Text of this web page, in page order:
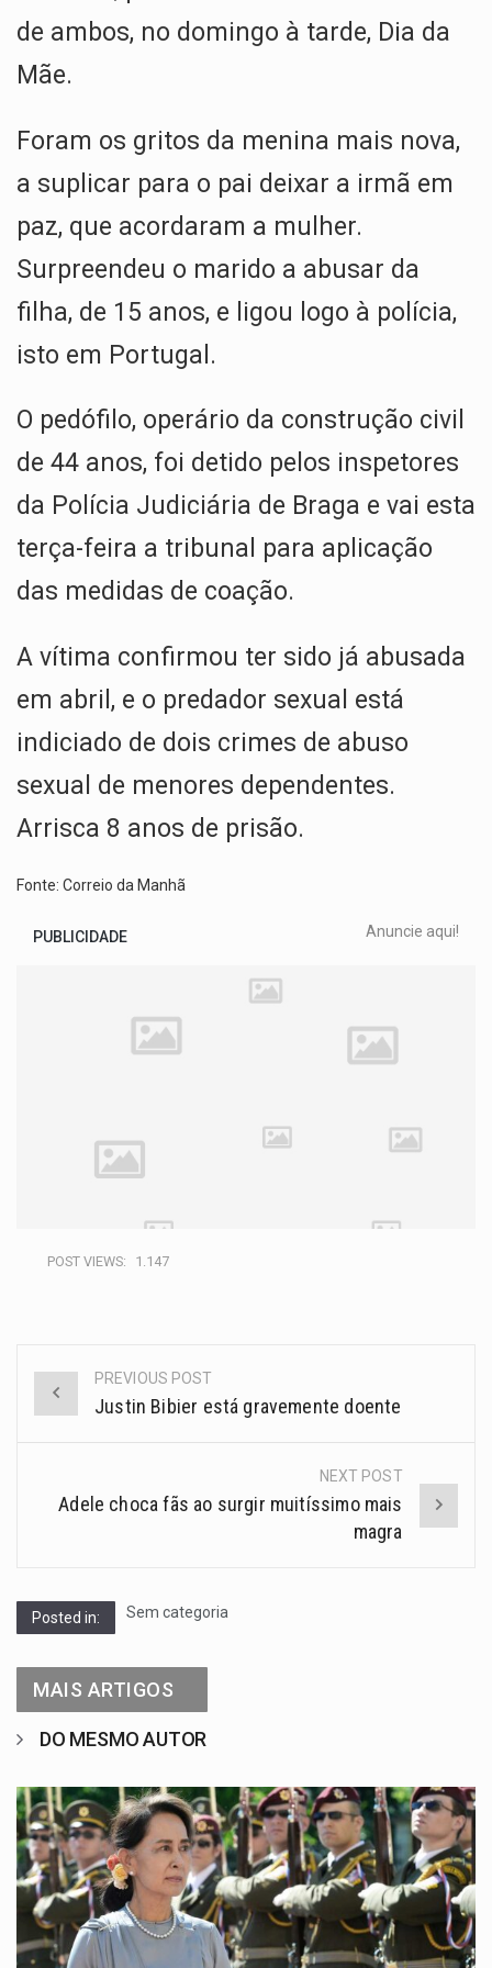
p
p
o
k
m
de ambos, no domingo à tarde, Dia da
Mãe.
Foram os gritos da menina mais nova,
a suplicar para o pai deixar a irmã em
paz, que acordaram a mulher.
Surpreendeu o marido a abusar da
filha, de 15 anos, e ligou logo à polícia,
isto em Portugal.
O pedófilo, operário da construção civil
de 44 anos, foi detido pelos inspetores
da Polícia Judiciária de Braga e vai esta
terça-feira a tribunal para aplicação
das medidas de coação.
A vítima confirmou ter sido já abusada
em abril, e o predador sexual está
indiciado de dois crimes de abuso
sexual de menores dependentes.
Arrisca 8 anos de prisão.
Fonte: Correio da Manhã
PUBLICIDADE Anuncie aqui!
POST VIEWS: 1.147
PREVIOUS POST
Justin Bibier está gravemente doente
NEXT POST
Adele choca fãs ao surgir muitíssimo mais
magra
Posted in: Sem categoria
MAIS ARTIGOS
DO MESMO AUTOR